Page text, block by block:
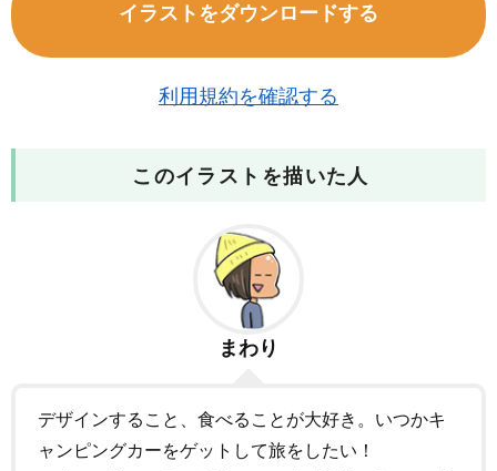
イラストをダウンロードする
利用規約を確認する
このイラストを描いた人
まわり
デザインすること、食べることが大好き。いつかキ
ャンピングカーをゲットして旅をしたい！